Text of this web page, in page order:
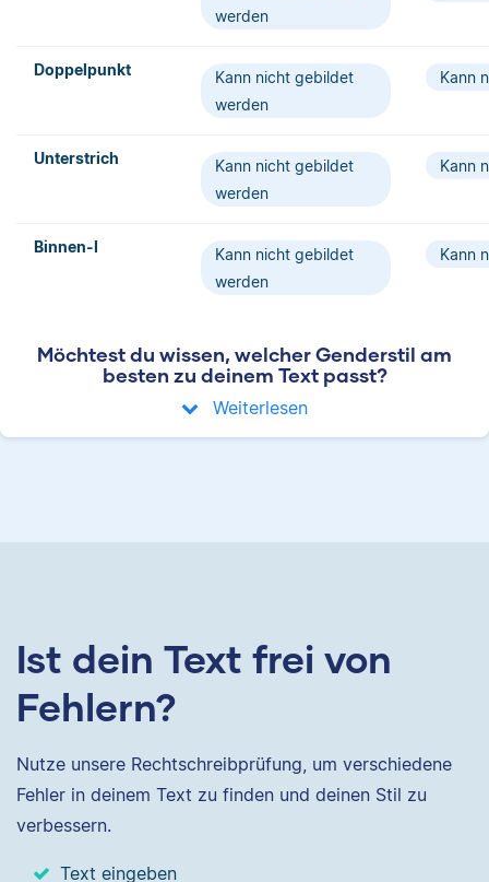
werden
Doppelpunkt
Kann nicht gebildet
werden
Kann
Unterstrich
Kann nicht gebildet
werden
Kann
Binnen-I
Kann nicht gebildet
werden
Kann
Möchtest du wissen, welcher Genderstil am
besten zu deinem Text passt?
Weiterlesen
Ist dein Text frei von
Fehlern?
Nutze unsere Rechtschreibprüfung, um verschiedene
Fehler in deinem Text zu finden und deinen Stil zu
verbessern.
Text eingeben